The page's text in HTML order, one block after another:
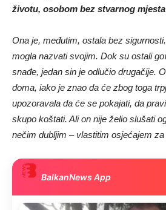
životu, osobom bez stvarnog
Ona je, međutim, ostala bez
mogla nazvati svojim. Dok su ostali
snađe, jedan sin je odlučio drugačije.
doma, iako je znao da će zbog toga
upozoravala da će se pokajati, da
skupo koštati. Ali on nije želio slušati
nečim dubljim – vlastitim osjećajem za
BalkanNews App